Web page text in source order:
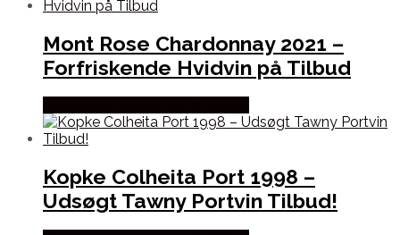
Mont Rose Chardonnay 2021 –
Forfriskende Hvidvin på Tilbud
Kopke Colheita Port 1998 –
Udsøgt Tawny Portvin Tilbud!